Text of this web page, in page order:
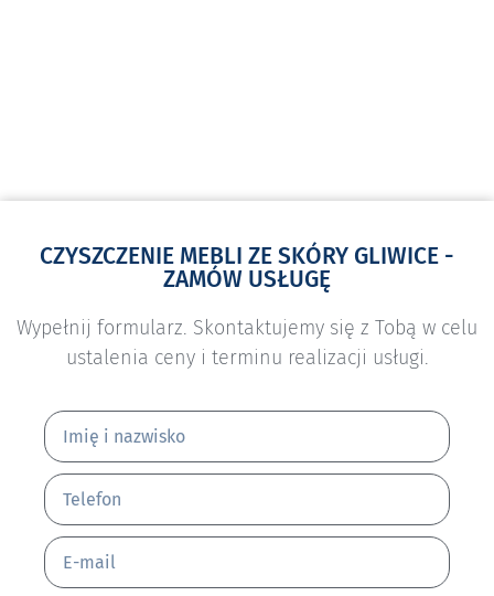
CZYSZCZENIE MEBLI ZE SKÓRY GLIWICE -
ZAMÓW USŁUGĘ
Wypełnij formularz. Skontaktujemy się z Tobą w celu
ustalenia ceny i terminu realizacji usługi.